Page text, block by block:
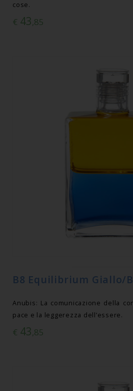
cose.
€ 43,85
B8 Equilibrium Giallo/
Anubis: La comunicazione della
pace e la leggerezza dell’essere.
€ 43,85